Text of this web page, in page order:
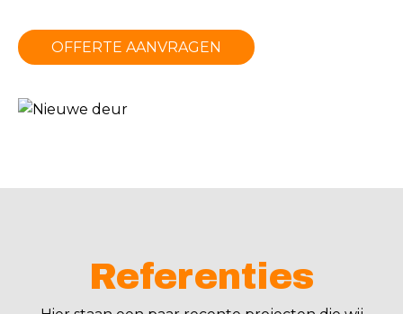
OFFERTE AANVRAGEN
Referenties